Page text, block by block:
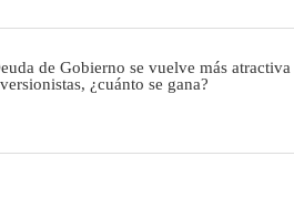
de Gobierno se vuelve más atractiva
¿cuánto se gana?